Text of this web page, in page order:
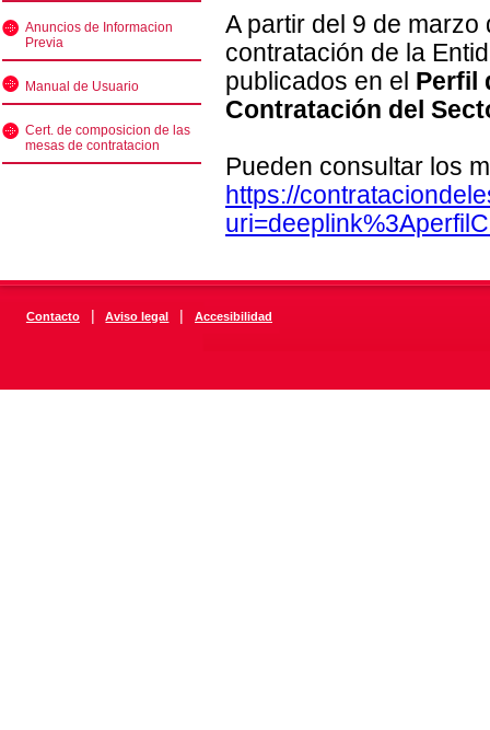
Anuncios de Informacion
Previa
Manual de Usuario
Cert. de composicion de las
mesas de contratacion
A partir del 9 de
contratación de la
publicados en el Perfil
Contratación del
Pueden consultar los
https://
Contacto | Aviso legal | Accesibilidad